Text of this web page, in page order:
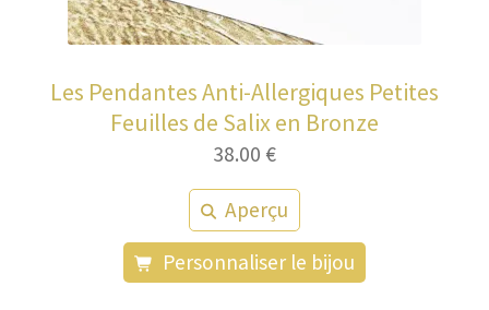
Les Pendantes Anti-Allergiques Petites
Feuilles de Salix en Bronze
38.00 €
Aperçu
Personnaliser le bijou